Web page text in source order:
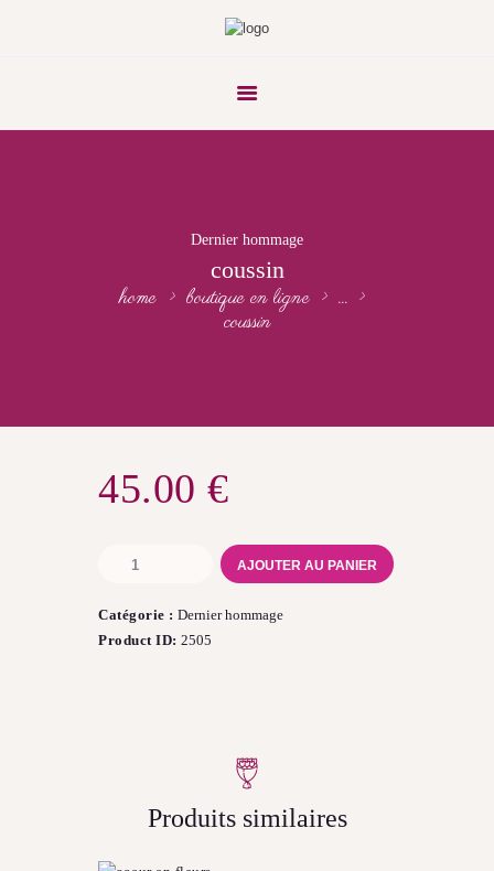
Dernier hommage
coussin
home
boutique en ligne
...
coussin
45.00 €
AJOUTER AU PANIER
Catégorie : Dernier hommage
Product ID: 2505
Produits similaires